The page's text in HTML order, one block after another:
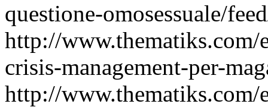
questione-omosessuale/
http://
crisis-management-per-
http://